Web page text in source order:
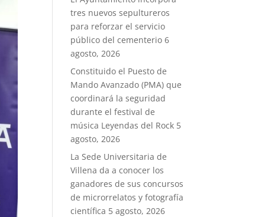
tres nuevos sepultureros
para reforzar el servicio
público del cementerio 6
agosto, 2026
Constituido el Puesto de
Mando Avanzado (PMA) que
coordinará la seguridad
durante el festival de
música Leyendas del Rock 5
agosto, 2026
La Sede Universitaria de
Villena da a conocer los
ganadores de sus concursos
de microrrelatos y fotografía
científica 5 agosto, 2026